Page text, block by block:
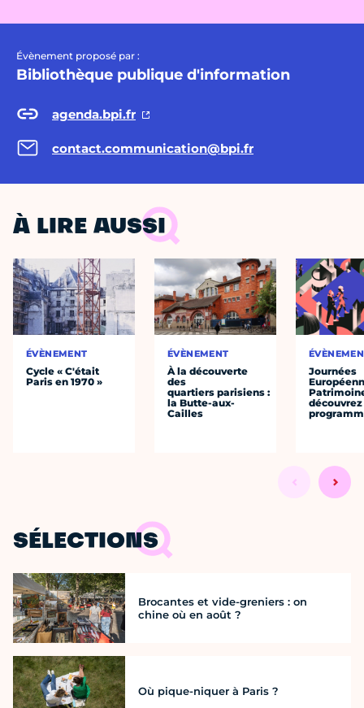
Évènement proposé par :
Bibliothèque publique d'information
agenda.bpi.fr
contact.communication@bpi.fr
À LIRE AUSSI
ÉVÈNEMENT
Cycle « C'était
Paris en 1970 »
ÉVÈNEMENT
À la découverte
des
quartiers parisiens :
la Butte-aux-
Cailles
Journées
SÉLECTIONS
Brocantes et vide-greniers : on
chine où en août ?
Où pique-niquer à Paris ?